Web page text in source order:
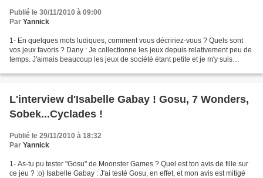
Publié le 30/11/2010 à 09:00
Par Yannick
1- En quelques mots ludiques, comment vous décririez-vous ? Quels sont
vos jeux favoris ? Dany : Je collectionne les jeux depuis relativement peu de
temps. J'aimais beaucoup les jeux de société étant petite et je m'y suis
L'interview d'Isabelle Gabay ! Gosu, 7 Wonders,
Sobek...Cyclades !
Publié le 29/11/2010 à 18:32
Par Yannick
1- As-tu pu tester "Gosu" de Moonster Games ? Quel est ton avis de fille sur
ce jeu ? :o) Isabelle Gabay : J'ai testé Gosu, en effet, et mon avis est mitigé